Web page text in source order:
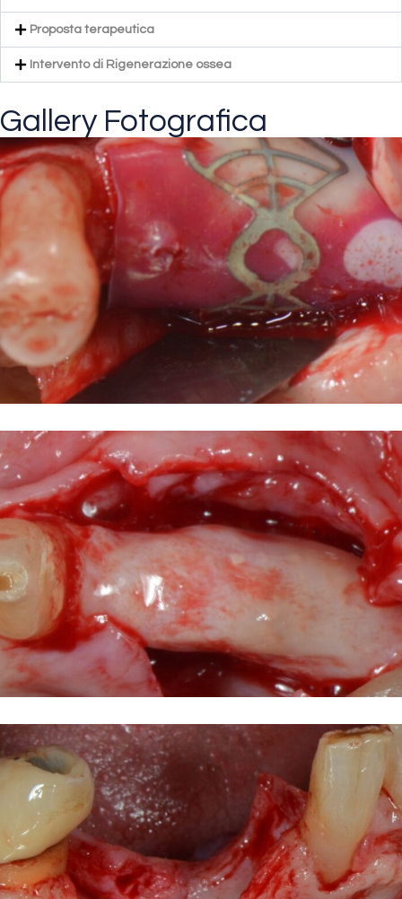
Proposta terapeutica
Intervento di Rigenerazione ossea
Gallery Fotografica